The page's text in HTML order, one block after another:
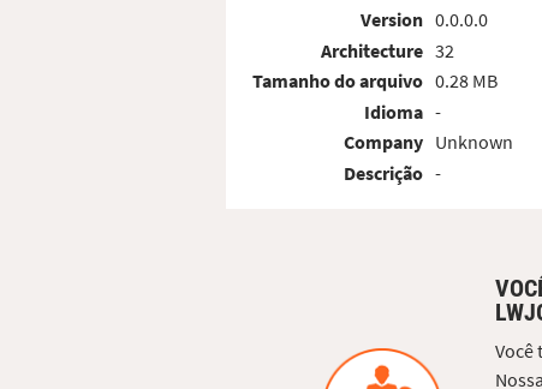
Version
Architecture
Tamanho do arquivo
Idioma
Company
Descrição
0.0.0.0
32
0.28 MB
-
Unknown
-
Você